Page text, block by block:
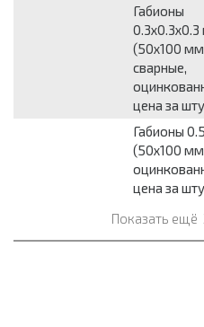
Габионы
0.3х0.3х0.3
(50х100
сварные,
цена за
Габионы
(50х100
цена за
Показать ещё